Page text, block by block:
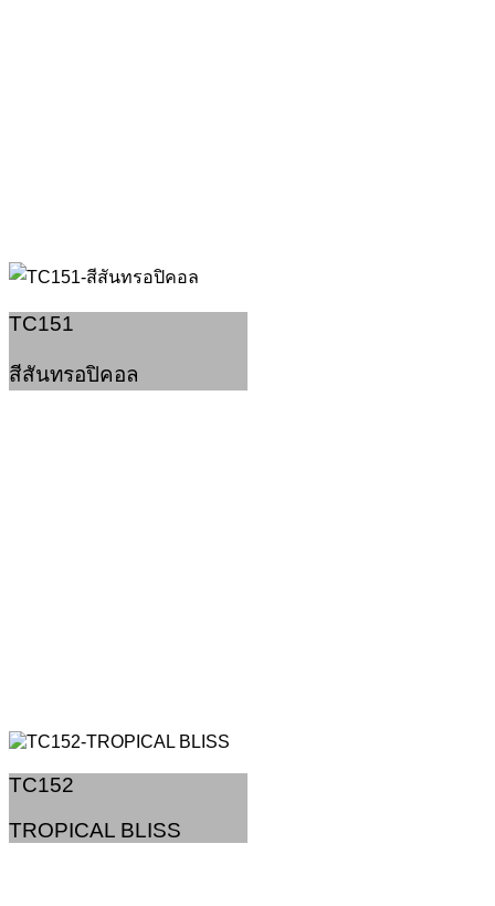
TC151
สีสันทรอปิคอล
TC152
TROPICAL BLISS